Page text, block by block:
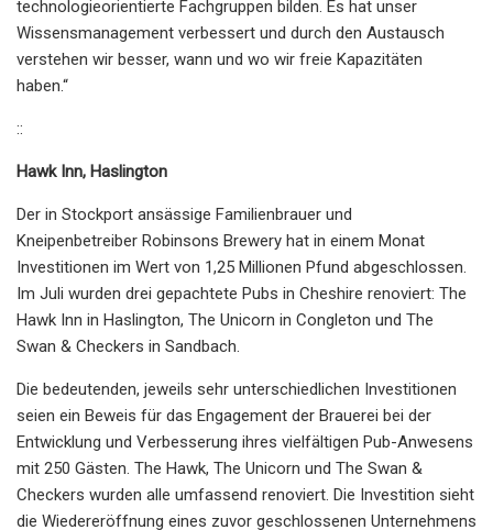
technologieorientierte Fachgruppen bilden. Es hat unser
Wissensmanagement verbessert und durch den Austausch
verstehen wir besser, wann und wo wir freie Kapazitäten
haben.“
::
Hawk Inn, Haslington
Der in Stockport ansässige Familienbrauer und
Kneipenbetreiber Robinsons Brewery hat in einem Monat
Investitionen im Wert von 1,25 Millionen Pfund abgeschlossen.
Im Juli wurden drei gepachtete Pubs in Cheshire renoviert: The
Hawk Inn in Haslington, The Unicorn in Congleton und The
Swan & Checkers in Sandbach.
Die bedeutenden, jeweils sehr unterschiedlichen Investitionen
seien ein Beweis für das Engagement der Brauerei bei der
Entwicklung und Verbesserung ihres vielfältigen Pub-Anwesens
mit 250 Gästen. The Hawk, The Unicorn und The Swan &
Checkers wurden alle umfassend renoviert. Die Investition sieht
die Wiedereröffnung eines zuvor geschlossenen Unternehmens